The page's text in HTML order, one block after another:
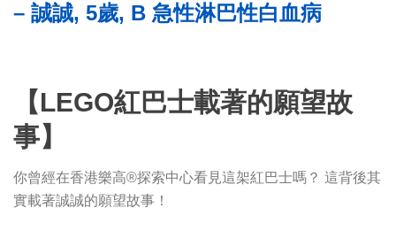
– 誠誠, 5歲, B 急性淋巴性白血病
【LEGO紅巴士載著的願望故
事】
你曾經在香港樂高®探索中心看見這架紅巴士嗎？ 這背後其
實載著誠誠的願望故事！